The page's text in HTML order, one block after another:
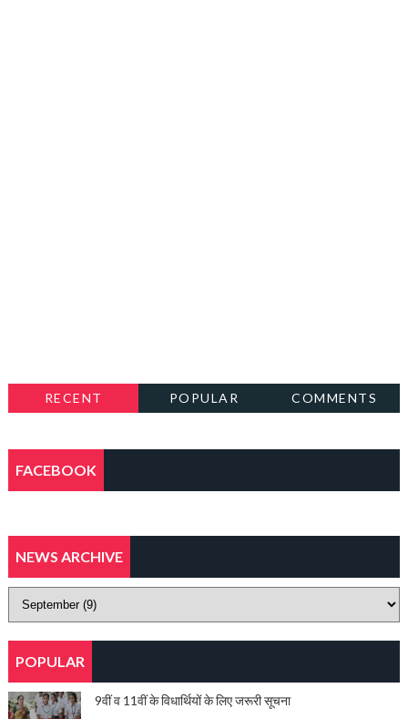
RECENT POPULAR COMMENTS
FACEBOOK
NEWS ARCHIVE
POPULAR
9वीं व 11वीं के विधार्थियों के लिए जरूरी सूचना